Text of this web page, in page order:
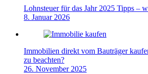
Lohnsteuer für das Jahr 2025 Tipps –
8. Januar 2026
Immobilien direkt vom Bauträger
zu beachten?
26. November 2025